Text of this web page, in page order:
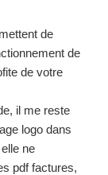
de
de
de votre
il me reste
logo dans
ne
pdf factures,